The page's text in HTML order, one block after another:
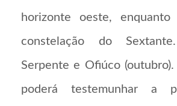
horizonte oeste,
constelação do
Serpente e Ofiúco (outubro).
poderá testemunhar a